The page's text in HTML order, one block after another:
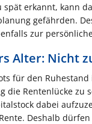
spät erkannt, kann
gefährden.
zur
Alter: Nicht
für den Ruhestand
die Rentenlücke zu
dabei
Deshalb